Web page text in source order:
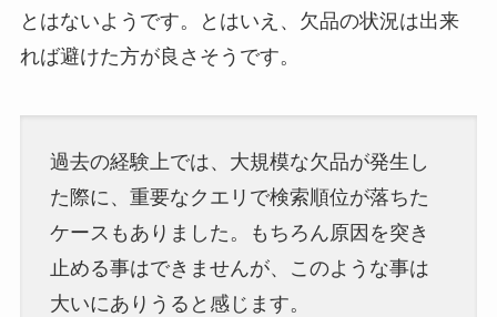
とはないようです。とはいえ、欠品の状況は出来
れば避けた方が良さそうです。
過去の経験上では、大規模な欠品が発生し
た際に、重要なクエリで検索順位が落ちた
ケースもありました。もちろん原因を突き
止める事はできませんが、このような事は
大いにありうると感じます。